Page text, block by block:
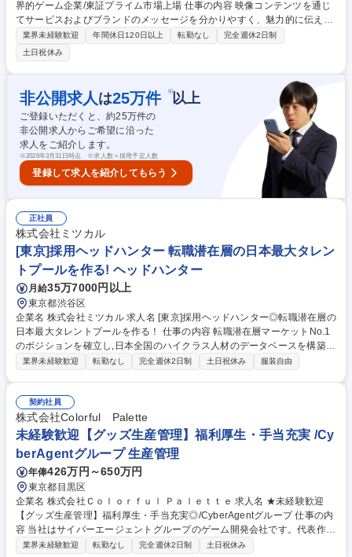
界的ゲーム企業/東証プライム市場上場 仕事の内容 映像コンテンツを通じ
てサービスおよびブランドのメッセージを分かりやすく、魅力的に伝える
インハウス映像編集職をお任せします。 ■Web動画、PV、プロモーション
動画の編集 ■マーケティング/キャンペーン用映像制作 ■映像クオリティ管
理および修正対応 ■社内関係者との連携・コミュニケーション 募集職種
【クリエイティブ動画クリエイター】世界的ゲーム企業/東証プライム市場
上場
業界未経験歓迎 年間休日120日以上 転勤なし
完全週休2日制
土日祝休み
非公開求人 は25万件 ※以上
ご登録いただくと、約25万件の
非公開求人からご希望に沿った
求人をご紹介します。
※2026年3月31日時点 ※求人数＝採用予定人数
登録して求人を紹介してもらう
正社員
株式会社ミツカル
[東京]採用ヘッドハンター 転職潜在層の日本最大タレン
トプールを作る! ヘッドハンター
月給35万7000円以上
東京都渋谷区
企業名 株式会社ミツカル 求人名 [東京]採用ヘッドハンター◎転職潜在層の
日本最大タレントプールを作る！ 仕事の内容 転職潜在層マーケットNo.1
のポジションを確立し,日本全国のハイクラス人材のデータベースを構築,
そのデータとM&A事業を掛け合わせたサーチファーム等も視野に入れた事
ポイント”でアプローチし,新たなキャリアを提示していく仕事です。■クラ
イアントは経営層,ターゲットは大手企業の役職層です。■そういった方々
に対して,今後のキャリアの展望を伺いながら,紹介予定の企業が合致して
いればご紹介を差し上げ,クライアントとのマッチングを創出します。 募
集職種 [東京]採用ヘッドハンター◎転職潜在層の日本最大タレントプール
を作る！
業界未経験歓迎 転勤なし 完全週休2日制 土日祝休み 服装自由
契約社員
株式会社Colorful Palette
未経験歓迎【グッズ生産管理】福利厚生・手当充実 /Cy
berAgentグループ 生産管理
年俸426万円～650万円
東京都目黒区
企業名 株式会社Ｃｏｌｏｒｆｕｌ Ｐａｌｅｔｔｅ 求人名 ★未経験歓迎
【グッズ生産管理】福利厚生・手当充実◎/CyberAgentグループ 仕事の内
容 当社はサイバーエージェントグループのゲーム開発会社です。代表作で
ある『プロジェクトセカイ カラフルステージ！ feat. 初音ミク』の開発・
業界未経験歓迎 転勤なし 完全週休2日制 土日祝休み